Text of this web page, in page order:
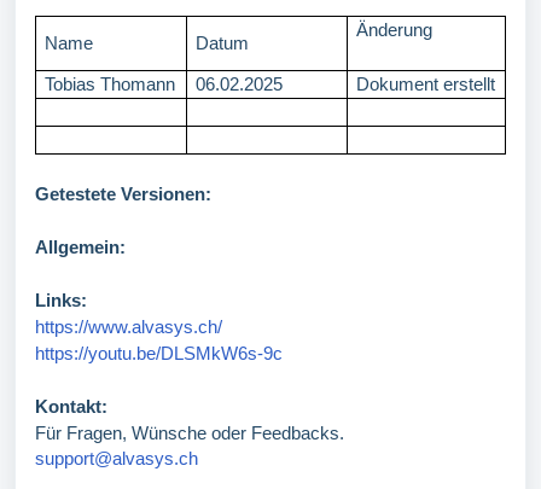
Name Datum
Änderung
Tobias Thomann 06.02.2025 Dokument erstellt
Getestete Versionen:
Allgemein:
Links:
https://www.alvasys.ch/
https://youtu.be/DLSMkW6s-9c
Kontakt:
Für Fragen, Wünsche oder Feedbacks.
support@alvasys.ch